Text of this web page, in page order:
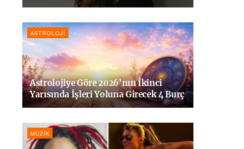
ASTROLOJI
Astrolojiye Göre 2026’nın İkinci
Yarısında İşleri Yoluna Girecek 4 Burç
MÜZIK